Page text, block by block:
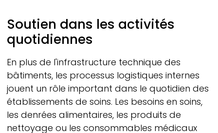
Soutien dans les activités
quotidiennes
En plus de l'infrastructure technique des
bâtiments, les processus logistiques internes
jouent un rôle important dans le quotidien des
établissements de soins. Les besoins en soins,
les denrées alimentaires, les produits de
nettoyage ou les consommables médicaux